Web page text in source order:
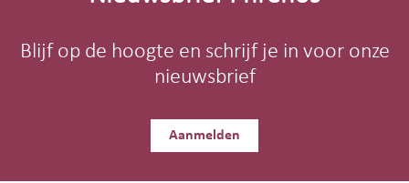
Blijf op de hoogte en schrijf je in voor onze
nieuwsbrief
Aanmelden